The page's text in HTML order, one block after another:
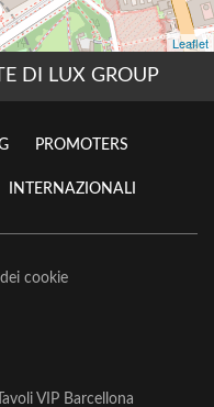
DI LUX GROUP
PROMOTERS
INTERNAZIONALI
cookie
Tavoli VIP Barcellona